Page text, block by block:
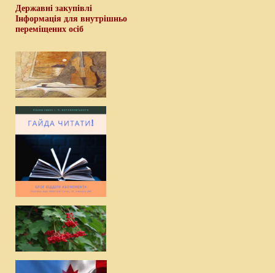
Державні закупівлі
Інформація для внутрішньо
переміщених осіб